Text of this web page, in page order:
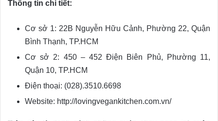
Thông tin chi tiết:
Cơ sở 1: 22B Nguyễn Hữu Cảnh, Phường 22, Quận
Bình Thạnh, TP.HCM
Cơ sở 2: 450 – 452 Điện Biên Phủ, Phường 11,
Quận 10, TP.HCM
Điện thoại: (028).3510.6698
Website: http://lovingvegankitchen.com.vn/